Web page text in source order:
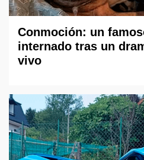
Conmoción: un
internado tras un
vivo